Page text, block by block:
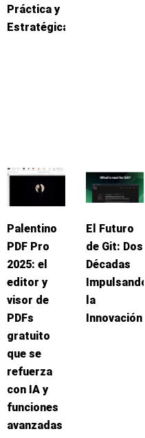
Práctica y
Estratégica
Palentino
PDF Pro
2025: el
editor y
visor de
PDFs
gratuito
que se
refuerza
con IA y
funciones
avanzadas
El Futuro
de Git: Dos
Décadas
Impulsando
la
Innovación